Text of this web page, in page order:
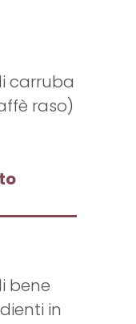
carruba
raso)
bene
in